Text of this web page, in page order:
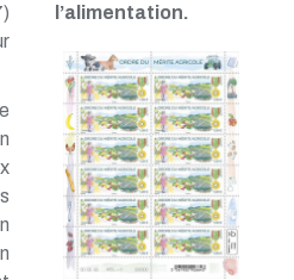
l’alimentation.